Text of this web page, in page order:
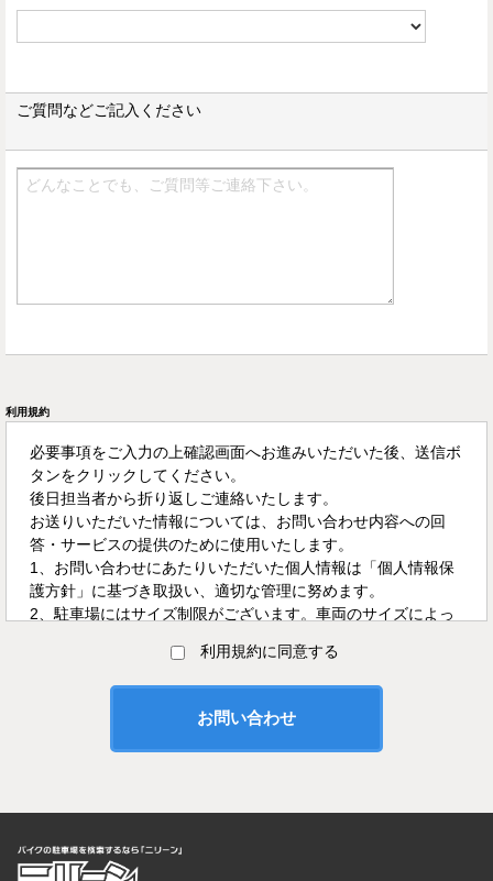
ご質問などご記入ください
利用規約
必要事項をご入力の上確認画面へお進みいただいた後、送信ボ
タンをクリックしてください。
後日担当者から折り返しご連絡いたします。
お送りいただいた情報については、お問い合わせ内容への回
答・サービスの提供のために使用いたします。
1、お問い合わせにあたりいただいた個人情報は「個人情報保
護方針」に基づき取扱い、適切な管理に努めます。
2、駐車場にはサイズ制限がございます。車両のサイズによっ
3、空き表示の記載でも埋まってしまっている場合がございま
上記にご同意いただいた上でお問い合わせください。
4、（必須）と書かれた項目は必ずご入力ください。
5、受付時間
く場合がございますので予めご了承ください。
利用規約に同意する